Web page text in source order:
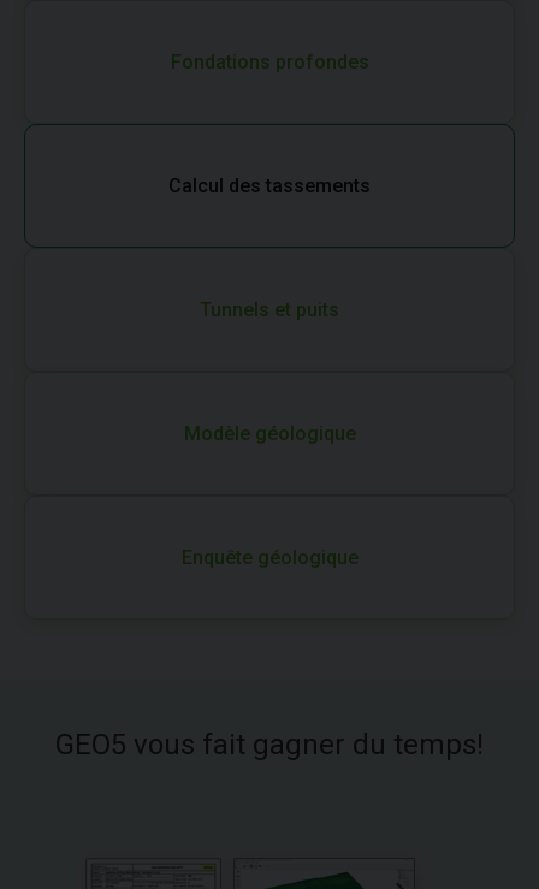
Fondations profondes
Calcul des tassements
Tunnels et puits
Modèle géologique
Enquête géologique
GEO5 vous fait gagner du temps!